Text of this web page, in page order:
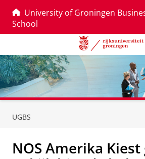
University of Groningen
School
UGBS
NOS Amerika